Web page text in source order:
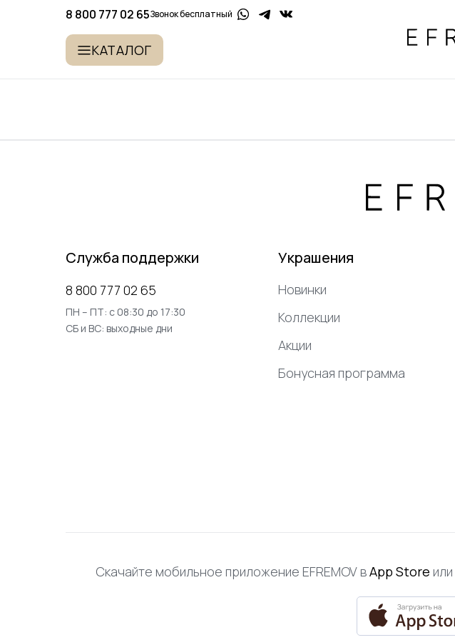
8 800 777 02 65Звонок бесплатный
КАТАЛОГ
Служба поддержки
8 800 777 02 65
ПН – ПТ: с 08:30 до 17:30
СБ и ВС: выходные дни
Украшения
Новинки
Коллекции
Акции
Бонусная программа
Скачайте мобильное приложение EFREMOV вApp Store или